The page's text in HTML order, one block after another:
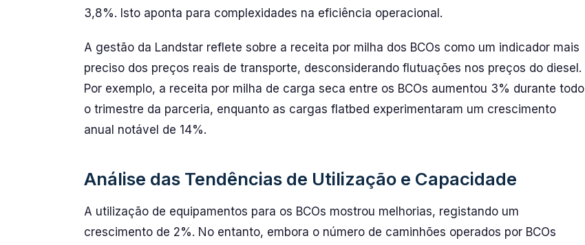
3,8%. Isto aponta para complexidades na eficiência operacional.
A gestão da Landstar reflete sobre a receita por milha dos BCOs como um indicador mais
preciso dos preços reais de transporte, desconsiderando flutuações nos preços do diesel.
Por exemplo, a receita por milha de carga seca entre os BCOs aumentou 3% durante todo
o trimestre da parceria, enquanto as cargas flatbed experimentaram um crescimento
anual notável de 14%.
Análise das Tendências de Utilização e Capacidade
A utilização de equipamentos para os BCOs mostrou melhorias, registando um
crescimento de 2%. No entanto, embora o número de caminhões operados por BCOs